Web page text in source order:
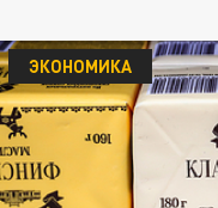
ЭКОНОМИКА